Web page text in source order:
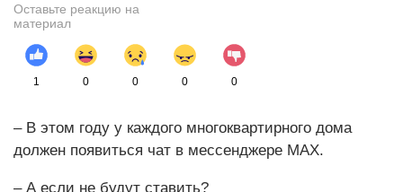
Оставьте реакцию на
материал
1 0 0 0 0
– В этом году у каждого много­квартирного дома
должен появиться чат в мессенджере МАХ.
– А если не будут ставить?